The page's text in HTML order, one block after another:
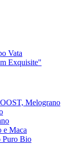
Vata
Exquisite"
Melograno
e Maca
Puro Bio